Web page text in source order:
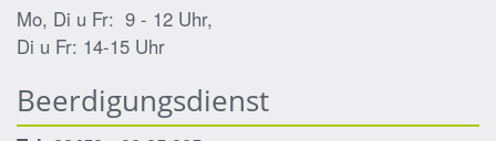
Mo, Di u Fr: 9 - 12 Uhr,
Di u Fr: 14-15 Uhr
Beerdigungsdienst